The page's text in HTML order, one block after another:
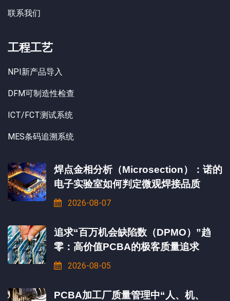
联系我们
工程工艺
NPI新产品导入
DFM可制造性检查
ICT/FCT测试系统
MES条码追溯系统
焊点金相分析（Microsection）：诺的
电子实验室如何判定微观焊接品质
2026-08-07
追求“百万机会缺陷数（DPMO）”趋
零：高价值PCBA的极客质量追求
2026-08-05
PCBA加工厂质量管理中“人、机、